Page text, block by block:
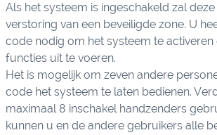
Als het systeem is ingeschakeld zal
verstoring van een beveiligde zone. U
code nodig om het systeem te
functies uit te voeren.
Het is mogelijk om zeven andere
code het systeem te laten bedienen.
maximaal 8 inschakel handzenders
kunnen u en de andere gebruikers alle